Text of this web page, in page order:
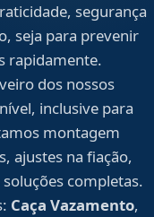
segurança
seja para prevenir
rapidamente.
dos nossos
inclusive para
montagem
ajustes na fiação,
completas.
Caça Vazamento,